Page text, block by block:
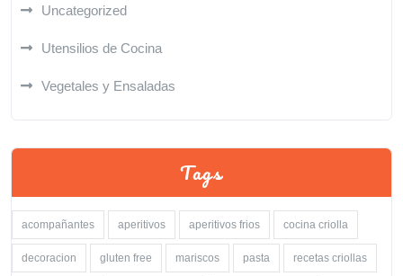
Uncategorized
Utensilios de Cocina
Vegetales y Ensaladas
Tags
acompañantes aperitivos aperitivos frios cocina criolla
decoracion gluten free mariscos pasta recetas criollas